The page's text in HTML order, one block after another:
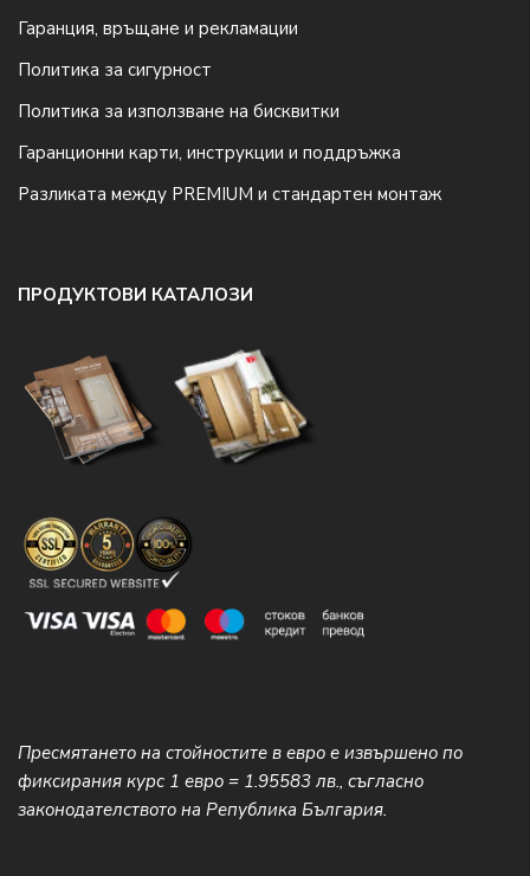
Гаранция, връщане и рекламации
Политика за сигурност
Политика за използване на бисквитки
Гаранционни карти, инструкции и поддръжка
Разликата между PREMIUM и стандартен монтаж
ПРОДУКТОВИ КАТАЛОЗИ
Пресмятането на стойностите в евро е извършено по
фиксирания курс 1 евро = 1.95583 лв., съгласно
законодателството на Република България.